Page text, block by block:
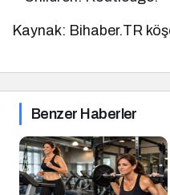
Kaynak: Bihaber.TR
Benzer Haberler